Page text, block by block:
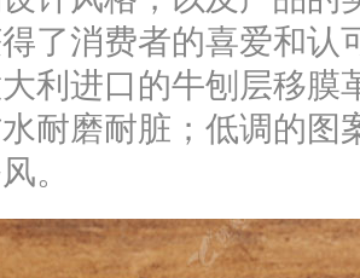
了消费者的喜爱和认
利进口的牛刨层移膜
耐磨耐脏；低调的图
。